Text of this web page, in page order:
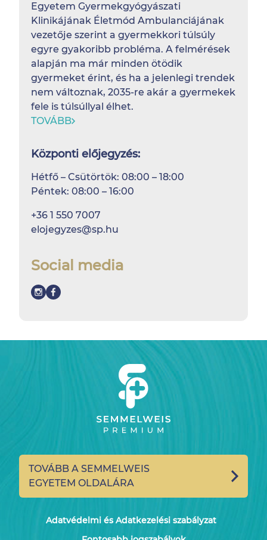
Egyetem Gyermekgyógyászati
Klinikájának Életmód Ambulanciájának
vezetője szerint a gyermekkori túlsúly
egyre gyakoribb probléma. A felmérések
alapján ma már minden ötödik
gyermeket érint, és ha a jelenlegi trendek
nem változnak, 2035-re akár a gyermekek
fele is túlsúllyal élhet.
TOVÁBB
Központi előjegyzés:
Hétfő – Csütörtök: 08:00 – 18:00
Péntek: 08:00 – 16:00
+36 1 550 7007
elojegyzes@sp.hu
Social media
TOVÁBB A SEMMELWEIS
EGYETEM OLDALÁRA
Adatvédelmi és Adatkezelési szabályzat